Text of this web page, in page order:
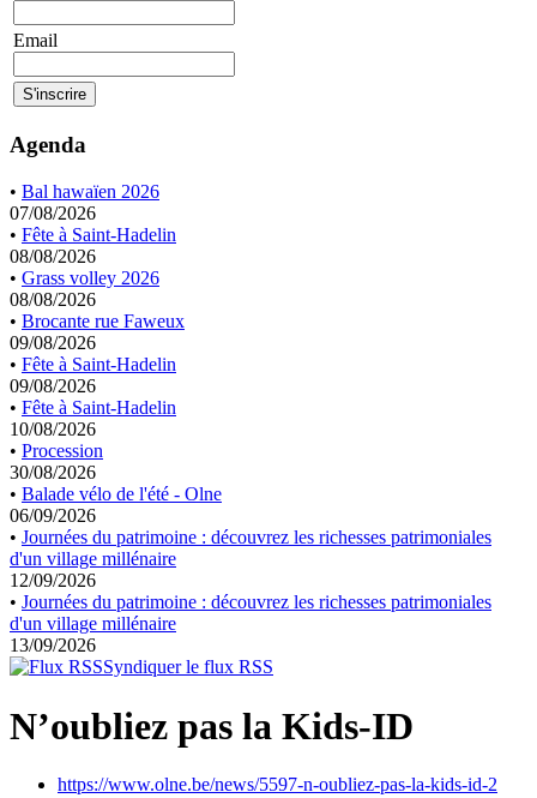
Email
Agenda
• Bal hawaïen 2026
07/08/2026
• Fête à Saint-Hadelin
08/08/2026
• Grass volley 2026
08/08/2026
• Brocante rue Faweux
09/08/2026
• Fête à Saint-Hadelin
09/08/2026
• Fête à Saint-Hadelin
10/08/2026
• Procession
30/08/2026
• Balade vélo de l'été - Olne
06/09/2026
• Journées du patrimoine : découvrez les richesses patrimoniales
d'un village millénaire
12/09/2026
• Journées du patrimoine : découvrez les richesses patrimoniales
d'un village millénaire
13/09/2026
Syndiquer le flux RSS
N’oubliez pas la Kids-ID
https://www.olne.be/news/5597-n-oubliez-pas-la-kids-id-2